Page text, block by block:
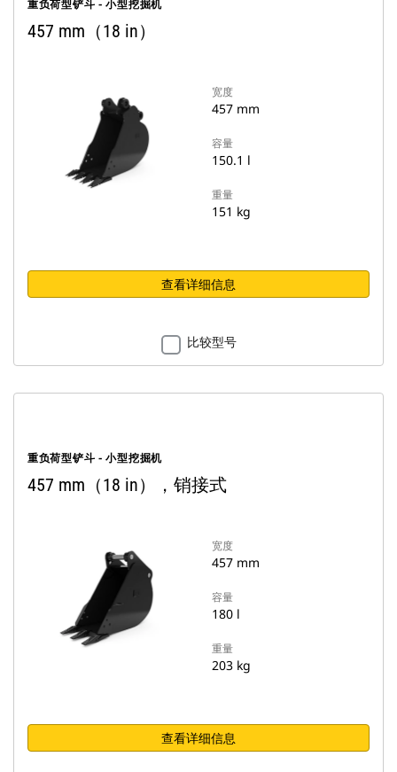
重负荷型铲斗 - 小型挖掘机
457 mm（18 in）
宽度
457 mm
容量
150.1 l
重量
151 kg
查看详细信息
比较型号
重负荷型铲斗 - 小型挖掘机
457 mm（18 in），销接式
宽度
457 mm
容量
180 l
重量
203 kg
查看详细信息